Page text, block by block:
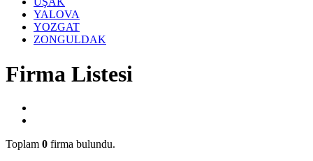
YALOVA
YOZGAT
ZONGULDAK
Firma Listesi
Toplam 0 firma bulundu.